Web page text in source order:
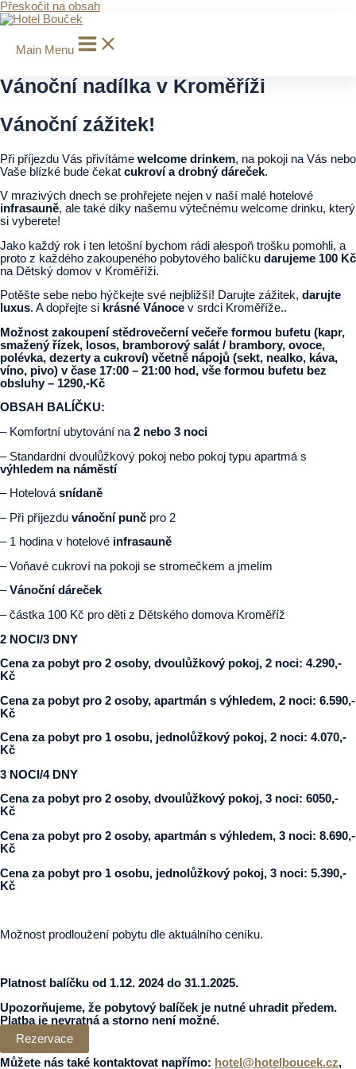
Přeskočit na obsah
Main Menu
Vánoční nadílka v Kroměříži
Vánoční zážitek!
Při příjezdu Vás přivítáme welcome drinkem, na pokoji na Vás nebo
Vaše blízké bude čekat cukroví a drobný dáreček.
V mrazivých dnech se prohřejete nejen v naší malé hotelové
infrasauně, ale také díky našemu výtečnému welcome drinku, který
si vyberete!
Jako každý rok i ten letošní bychom rádi alespoň trošku pomohli, a
proto z každého zakoupeného pobytového balíčku darujeme 100 Kč
na Dětský domov v Kroměříži.
Potěšte sebe nebo hýčkejte své nejbližší! Darujte zážitek, darujte
luxus. A dopřejte si krásné Vánoce v srdci Kroměříže..
Možnost zakoupení stědrovečerní večeře formou bufetu (kapr,
smažený řízek, losos, bramborový salát / brambory, ovoce,
polévka, dezerty a cukroví) včetně nápojů (sekt, nealko, káva,
víno, pivo) v čase 17:00 – 21:00 hod, vše formou bufetu bez
obsluhy – 1290,-Kč
OBSAH BALÍČKU:
– Komfortní ubytování na 2 nebo 3 noci
– Standardní dvoulůžkový pokoj nebo pokoj typu apartmá s
výhledem na náměstí
– Hotelová snídaně
– Při příjezdu vánoční punč pro 2
– 1 hodina v hotelové infrasauně
– Voňavé cukroví na pokoji se stromečkem a jmelím
–Vánoční dáreček
– částka 100 Kč pro děti z Dětského domova Kroměříž
2 NOCI/3 DNY
Cena za pobyt pro 2 osoby, dvoulůžkový pokoj, 2 noci: 4.290,-
Kč
Cena za pobyt pro 2 osoby, apartmán s výhledem, 2 noci: 6.590,-
Kč
Cena za pobyt pro 1 osobu, jednolůžkový pokoj, 2 noci: 4.070,-
Kč
3 NOCI/4 DNY
Cena za pobyt pro 2 osoby, dvoulůžkový pokoj, 3 noci: 6050,-
Kč
Cena za pobyt pro 2 osoby, apartmán s výhledem, 3 noci: 8.690,-
Kč
Cena za pobyt pro 1 osobu, jednolůžkový pokoj, 3 noci: 5.390,-
Kč
Možnost prodloužení pobytu dle aktuálního ceníku.
Platnost balíčku od 1.12. 2024 do 31.1.2025.
Upozorňujeme, že pobytový balíček je nutné uhradit předem.
Platba je nevratná a storno není možné.
Rezervace
Můžete nás také kontaktovat napřímo: hotel@hotelboucek.cz,